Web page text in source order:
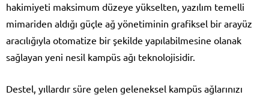
hakimiyeti maksimum düzeye yükselten, yazılım temelli
mimariden aldığı güçle ağ yönetiminin grafiksel bir arayüz
aracılığıyla otomatize bir şekilde yapılabilmesine olanak
sağlayan yeni nesil kampüs ağı teknolojisidir.
Destel, yıllardır süre gelen geleneksel kampüs ağlarınızı